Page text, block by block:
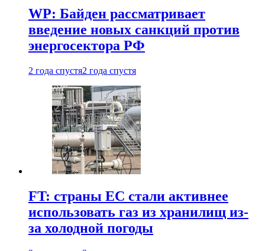
WP: Байден рассматривает
введение новых санкций против
энергосектора РФ
2 года спустя2 года спустя
FT: страны ЕС стали активнее
использовать газ из хранилищ из-
за холодной погоды